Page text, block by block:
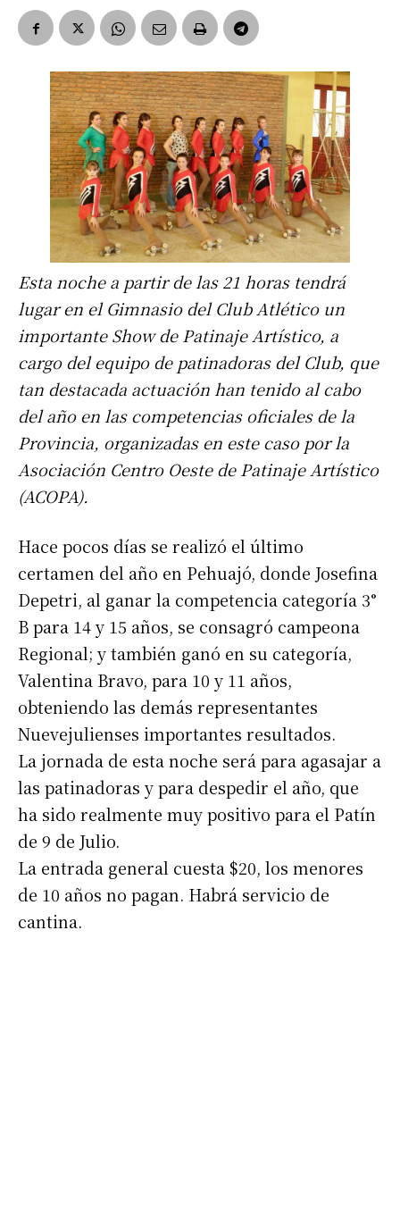
Esta noche a partir de las 21 horas tendrá
lugar en el Gimnasio del Club Atlético un
importante Show de Patinaje Artístico, a
cargo del equipo de patinadoras del Club, que
tan destacada actuación han tenido al cabo
del año en las competencias oficiales de la
Provincia, organizadas en este caso por la
Asociación Centro Oeste de Patinaje Artístico
(ACOPA).
Hace pocos días se realizó el último
certamen del año en Pehuajó, donde Josefina
Depetri, al ganar la competencia categoría 3°
B para 14 y 15 años, se consagró campeona
Regional; y también ganó en su categoría,
Valentina Bravo, para 10 y 11 años,
obteniendo las demás representantes
Nuevejulienses importantes resultados.
La jornada de esta noche será para agasajar a
las patinadoras y para despedir el año, que
ha sido realmente muy positivo para el Patín
de 9 de Julio.
La entrada general cuesta $20, los menores
de 10 años no pagan. Habrá servicio de
cantina.